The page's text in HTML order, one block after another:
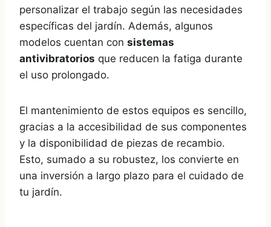
personalizar el trabajo según las necesidades
específicas del jardín. Además, algunos
modelos cuentan con sistemas
antivibratorios que reducen la fatiga durante
el uso prolongado.
El mantenimiento de estos equipos es sencillo,
gracias a la accesibilidad de sus componentes
y la disponibilidad de piezas de recambio.
Esto, sumado a su robustez, los convierte en
una inversión a largo plazo para el cuidado de
tu jardín.